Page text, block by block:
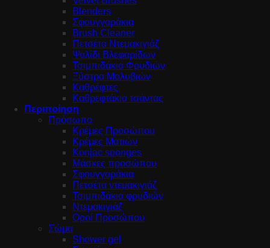
Blenders
Σφουγγαράκια
Brush Cleaner
Πετσέτα Ντεμακιγιάζ
Ψαλίδι Βλεφαρίδων
Τσιμπιδάκια Φρυδιών
Ξύστρα Μολυβιών
Καθρέφτες
Καθρεφτάκια τσάντας
Περιποίηση
Πρόσωπο
Κρέμες Προσώπου
Κρέμες Ματιών
Konjac sponges
Μάσκες προσώπου
Σφουγγαράκια
Πετσέτα ντεμακιγιάζ
Τσιμπιδάκια φρυδιών
Ντεμακιγιάζ
Οροί Προσώπου
Σώμα
Shower gel